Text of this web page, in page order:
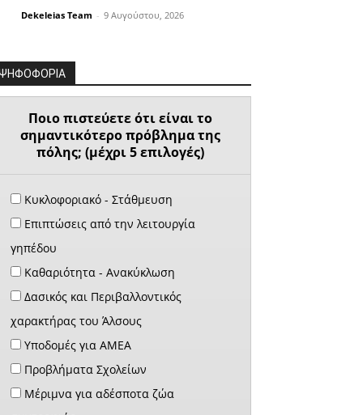
Dekeleias Team - 9 Αυγούστου, 2026
Ποιο πιστεύετε ότι είναι το
σημαντικότερο πρόβλημα της
πόλης; (μέχρι 5 επιλογές)
Κυκλοφοριακό - Στάθμευση
Επιπτώσεις από την λειτουργία
γηπέδου
Καθαριότητα - Ανακύκλωση
Δασικός και Περιβαλλοντικός
χαρακτήρας του Άλσους
Υποδομές για ΑΜΕΑ
Προβλήματα Σχολείων
Μέριμνα για αδέσποτα ζώα